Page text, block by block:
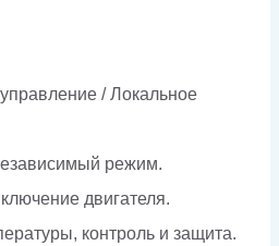
/ Локальное
режим.
двигателя.
контроль и защита.